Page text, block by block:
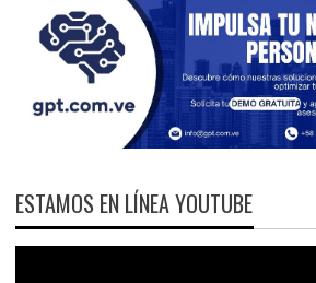
ESTAMOS EN LÍNEA YOUTUBE